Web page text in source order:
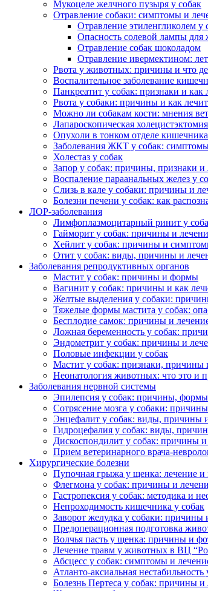
Мукоцеле желчного пузыря у собак
Отравление собаки: симптомы и
Отравление этиленгликолем у
Опасность солевой лампы
Отравление собак шоколадом
Отравление ивермектином:
Рвота у животных: причины и что
Воспалительное заболевание
Панкреатит у собак: признаки и как
Рвота у собаки: причины и как
Можно ли собакам кости: мнения
Лапароскопическая
Опухоли в тонком отделе
Заболевания ЖКТ у собак:
Холестаз у собак
Запор у собак: причины, признаки и
Воспаление параанальных желез у
Слизь в кале у собаки: причины и
Болезни печени у собак: как
ЛОР-заболевания
Лимфоплазмоцитарный ринит у
Гайморит у собак: причины и
Хейлит у собак: причины и
Отит у собак: виды, причины и
Заболевания репродуктивных органов
Мастит у собак: причины и формы
Вагинит у собак: причины и как
Желтые выделения у собаки:
Тяжелые формы мастита у собак:
Бесплодие самок: причины и
Ложная беременность у собак:
Эндометрит у собак: причины и
Половые инфекции у собак
Мастит у собак: признаки, причины
Неонатология животных: что это и
Заболевания нервной системы
Эпилепсия у собак: причины,
Сотрясение мозга у собаки:
Энцефалит у собак: виды, причины
Гидроцефалия у собак: виды,
Дискоспондилит у собак: причины и
Прием ветеринарного врача-
Хирургические болезни
Пупочная грыжа у щенка: лечение
Флегмона у собак: причины и
Гастропексия у собак: методика и
Непроходимость кишечника у собак
Заворот желудка у собаки: причины
Предоперационная подготовка
Волчья пасть у щенка: причины и
Лечение травм у животных в ВЦ
Абсцесс у собак: симптомы и
Атланто-аксиальная
Болезнь Пертеса у собак: причины и